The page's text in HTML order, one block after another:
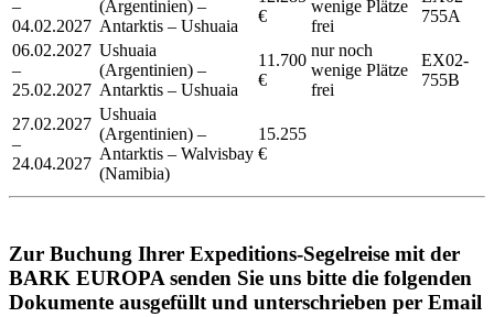
–
04.02.2027
(Argentinien) –
Antarktis – Ushuaia
€
wenige Plätze
frei
755A
06.02.2027
–
25.02.2027
Ushuaia
(Argentinien) –
Antarktis – Ushuaia
11.700
€
nur noch
wenige Plätze
frei
EX02-
755B
27.02.2027
–
24.04.2027
Ushuaia
(Argentinien) –
Antarktis – Walvisbay
(Namibia)
15.255
€
Zur Buchung Ihrer Expeditions-Segelreise mit der
BARK EUROPA senden Sie uns bitte die folgenden
Dokumente ausgefüllt und unterschrieben per Email